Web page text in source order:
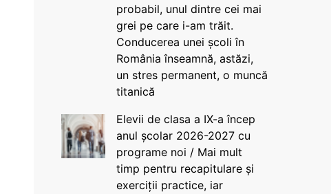
probabil, unul dintre cei mai
grei pe care i-am trăit.
Conducerea unei școli în
România înseamnă, astăzi,
un stres permanent, o muncă
titanică
Elevii de clasa a IX-a încep
anul școlar 2026-2027 cu
programe noi / Mai mult
timp pentru recapitulare și
exerciții practice, iar